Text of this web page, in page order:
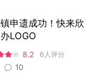
申遗成功！快来欣
LOGO
8.2 6人评分
10